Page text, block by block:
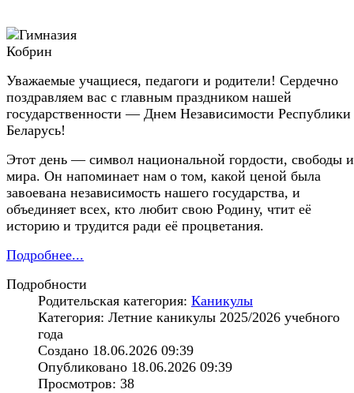
Уважаемые учащиеся, педагоги и родители! Сердечно
поздравляем вас с главным праздником нашей
государственности — Днем Независимости Республики
Беларусь!
Этот день — символ национальной гордости, свободы и
мира. Он напоминает нам о том, какой ценой была
завоевана независимость нашего государства, и
объединяет всех, кто любит свою Родину, чтит её
историю и трудится ради её процветания.
Подробнее...
Подробности
Родительская категория: Каникулы
Категория: Летние каникулы 2025/2026 учебного
года
Создано 18.06.2026 09:39
Опубликовано 18.06.2026 09:39
Просмотров: 38